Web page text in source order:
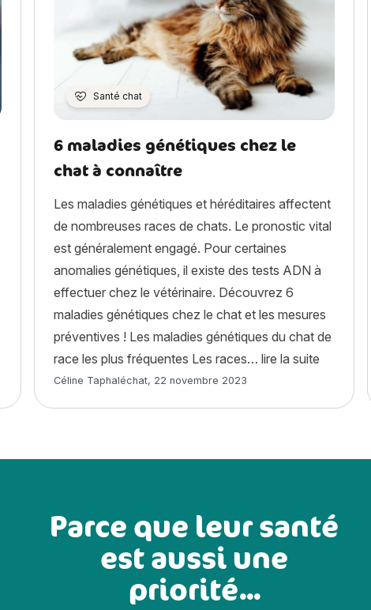
Santé chat
6 maladies génétiques chez le
chat à connaître
Les maladies génétiques et héréditaires affectent
de nombreuses races de chats. Le pronostic vital
est généralement engagé. Pour certaines
anomalies génétiques, il existe des tests ADN à
effectuer chez le vétérinaire. Découvrez 6
maladies génétiques chez le chat et les mesures
préventives ! Les maladies génétiques du chat de
race les plus fréquentes Les races…lire la suite « 6
Article rédigé par
Céline Taphaléchat, 22 novembre 2023
Parce que leur santé
est aussi une
priorité...